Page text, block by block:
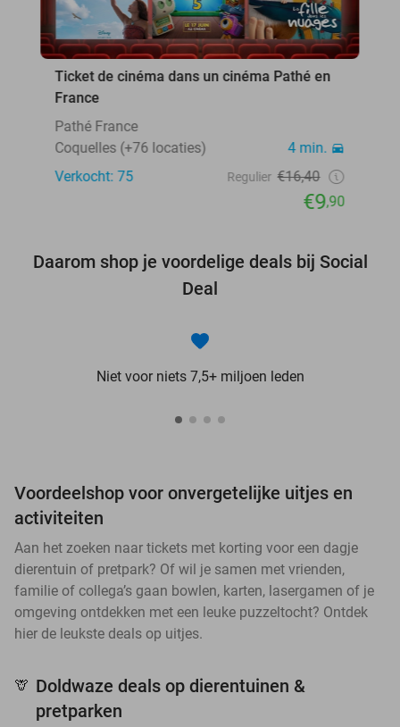
Ticket de cinéma dans un cinéma Pathé en
France
Pathé France
Coquelles (+76 locaties)
4 min.
Verkocht: 75
Regulier €16,40
€9,90
Daarom shop je voordelige deals bij Social
Deal
Niet voor niets 7,5+ miljoen leden
Voordeelshop voor onvergetelijke uitjes en
activiteiten
Aan het zoeken naar tickets met korting voor een dagje
dierentuin of pretpark? Of wil je samen met vrienden,
familie of collega’s gaan bowlen, karten, lasergamen of je
omgeving ontdekken met een leuke puzzeltocht? Ontdek
hier de leukste deals op uitjes.
🦒 Doldwaze deals op dierentuinen &
pretparken